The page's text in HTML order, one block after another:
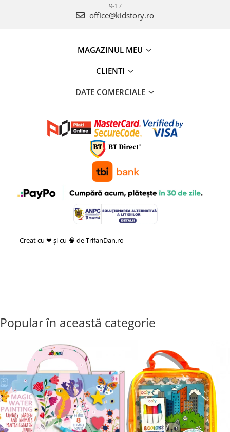
9-17
office@kidstory.ro
MAGAZINUL MEU
CLIENTI
DATE COMERCIALE
Creat cu ❤ și cu 🧠 de TrifanDan.ro
Popular în această categorie